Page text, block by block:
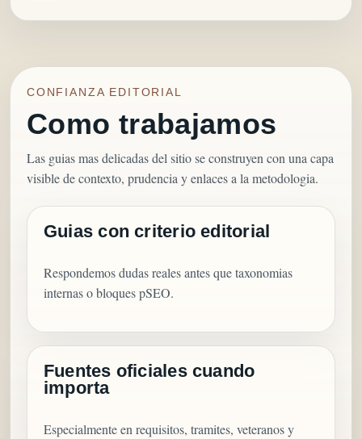
CONFIANZA EDITORIAL
Como trabajamos
Las guias mas delicadas del sitio se construyen con una capa
visible de contexto, prudencia y enlaces a la metodologia.
Guias con criterio editorial
Respondemos dudas reales antes que taxonomias
internas o bloques pSEO.
Fuentes oficiales cuando
importa
Especialmente en requisitos, tramites, veteranos y